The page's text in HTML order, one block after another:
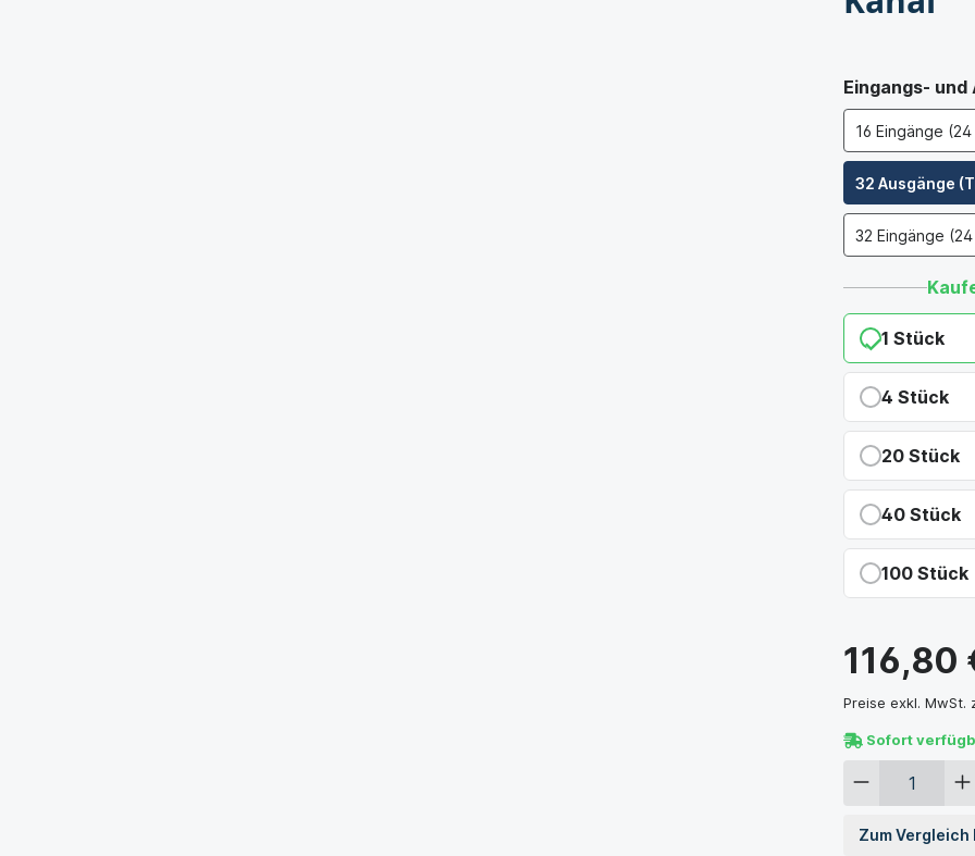
1 Stück
4 Stück
Du sparst
20 Stück
Du sparst
40 Stück
Du sparst
100 Stück
Du sparst
116,80
Preise exkl. MwSt.
Sofort
Eingangs-
16 Eingänge
32 Ausgänge
32 Eingänge (24
Zum Vergleich